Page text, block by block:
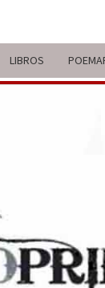
LIBROS
Y